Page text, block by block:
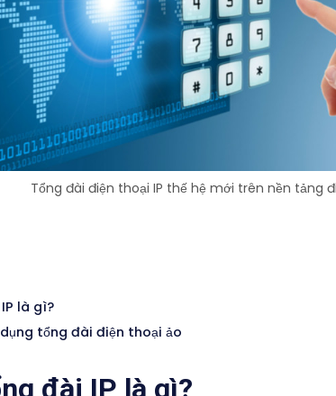
Tổng đài điện thoại IP thế hệ mới trên nền tảng
là gì?
tổng đài điện thoại ảo
đài IP là gì?